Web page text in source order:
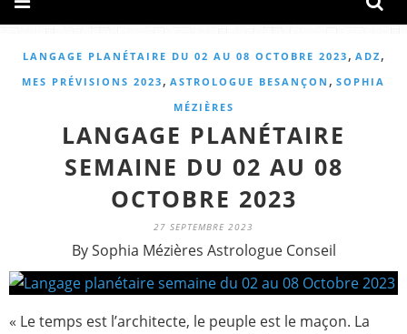
LANGAGE PLANÉTAIRE DU 02 AU 08 OCTOBRE 2023 , ADZ ,
MES PRÉVISIONS 2023 , ASTROLOGUE BESANÇON , SOPHIA
MÉZIÈRES
LANGAGE PLANÉTAIRE
SEMAINE DU 02 AU 08
OCTOBRE 2023
27 SEPTEMBRE 2023
By Sophia Mézières Astrologue Conseil
« Le temps est l’architecte, le peuple est le maçon. La